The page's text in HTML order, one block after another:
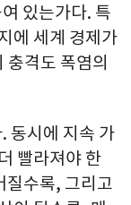
있는가다. 특
에 세계 경제가
격도 폭염의
동시에 지속 가
빨라져야 한
질수록, 그리고